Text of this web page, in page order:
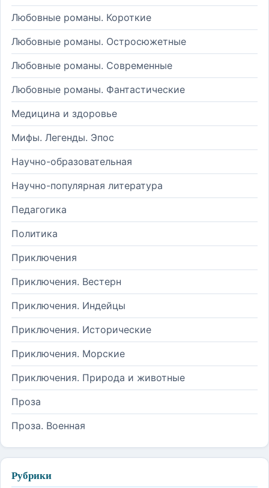
Любовные романы. Короткие
Любовные романы. Остросюжетные
Любовные романы. Современные
Любовные романы. Фантастические
Медицина и здоровье
Мифы. Легенды. Эпос
Научно-образовательная
Научно-популярная литература
Педагогика
Политика
Приключения
Приключения. Вестерн
Приключения. Индейцы
Приключения. Исторические
Приключения. Морские
Приключения. Природа и животные
Проза
Проза. Военная
Рубрики